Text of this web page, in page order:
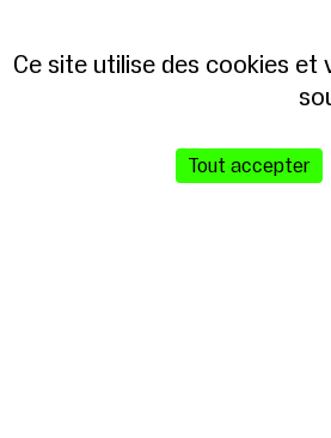
Ce site utilise des cookies
Tout accepter